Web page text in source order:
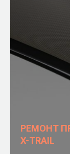
РЕМОНТ
X-TRAIL